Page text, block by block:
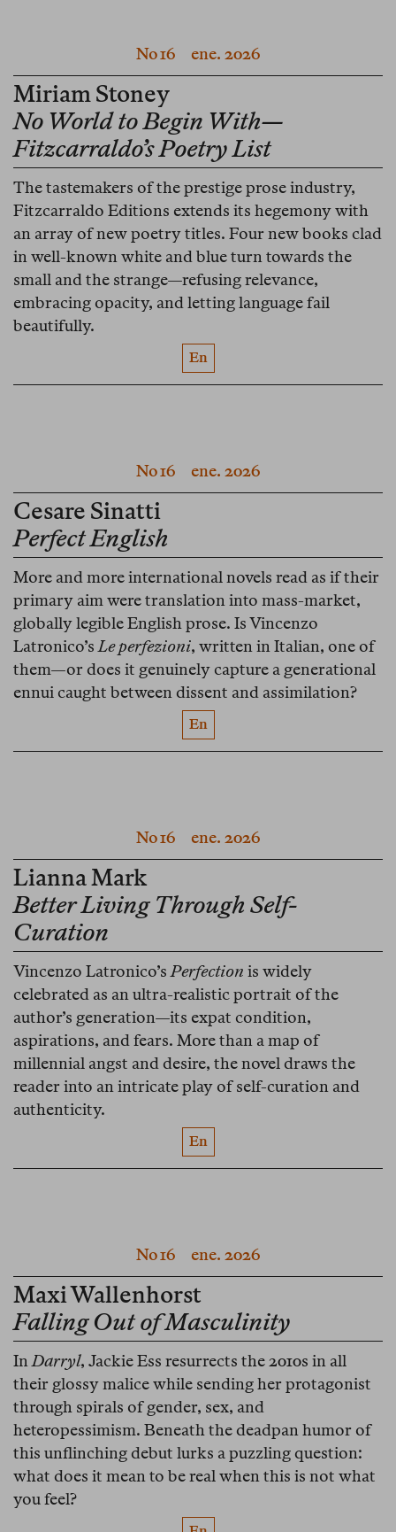
No 16 ene. 2026
Miriam Stoney
No World to Begin With—
Fitzcarraldo’s Poetry List
The tastemakers of the prestige prose industry,
Fitzcarraldo Editions extends its hegemony with
an array of new poetry titles. Four new books clad
in well-known white and blue turn towards the
small and the strange—refusing relevance,
embracing opacity, and letting language fail
beautifully.
En
No 16 ene. 2026
Cesare Sinatti
Perfect English
More and more international novels read as if their
primary aim were translation into mass-market,
globally legible English prose. Is Vincenzo
Latronico’sLe perfezioni, written in Italian, one of
them—or does it genuinely capture a generational
ennui caught between dissent and assimilation?
En
No 16 ene. 2026
Lianna Mark
Better Living Through Self-
Curation
Vincenzo Latronico’sPerfection is widely
celebrated as an ultra-realistic portrait of the
author’s generation—its expat condition,
aspirations, and fears. More than a map of
millennial angst and desire, the novel draws the
reader into an intricate play of self-curation and
authenticity.
En
No 16 ene. 2026
Maxi Wallenhorst
Falling Out of Masculinity
InDarryl, Jackie Ess resurrects the 2010s in all
their glossy malice while sending her protagonist
through spirals of gender, sex, and
heteropessimism. Beneath the deadpan humor of
this unflinching debut lurks a puzzling question:
what does it mean to be real when this is not what
you feel?